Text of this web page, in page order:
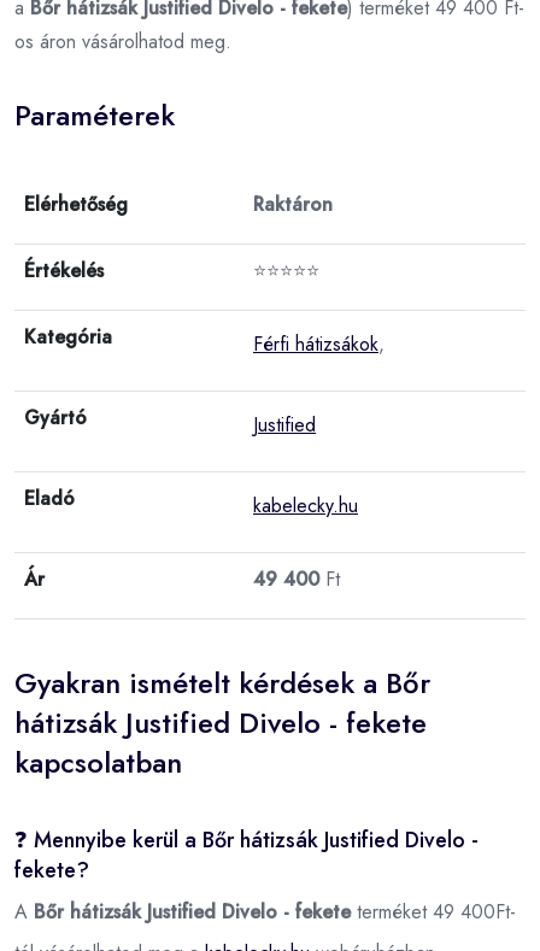
a Bőr hátizsák Justified Divelo - fekete) terméket 49 400 Ft-
os áron vásárolhatod meg.
Paraméterek
Elérhetőség Raktáron
Értékelés ⭐⭐⭐⭐⭐
Kategória Férfi hátizsákok,
Gyártó Justified
Eladó kabelecky.hu
Ár 49 400Ft
Gyakran ismételt kérdések a Bőr
hátizsák Justified Divelo - fekete
kapcsolatban
❓ Mennyibe kerül a Bőr hátizsák Justified Divelo -
fekete?
A Bőr hátizsák Justified Divelo - feketeterméket 49 400Ft-